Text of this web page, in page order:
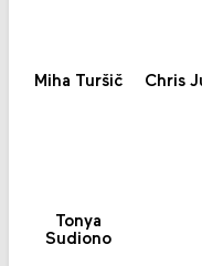
Miha Turšič Chris
Tonya
Sudiono